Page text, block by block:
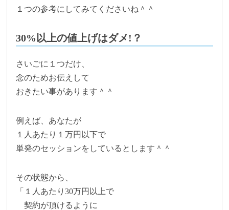
１つの参考にしてみてくださいね＾＾
30%以上の値上げはダメ!？
さいごに１つだけ、
念のためお伝えして
おきたい事があります＾＾
例えば、あなたが
１人あたり１万円以下で
単発のセッションをしているとします＾＾
その状態から、
「１人あたり30万円以上で
契約が頂けるように